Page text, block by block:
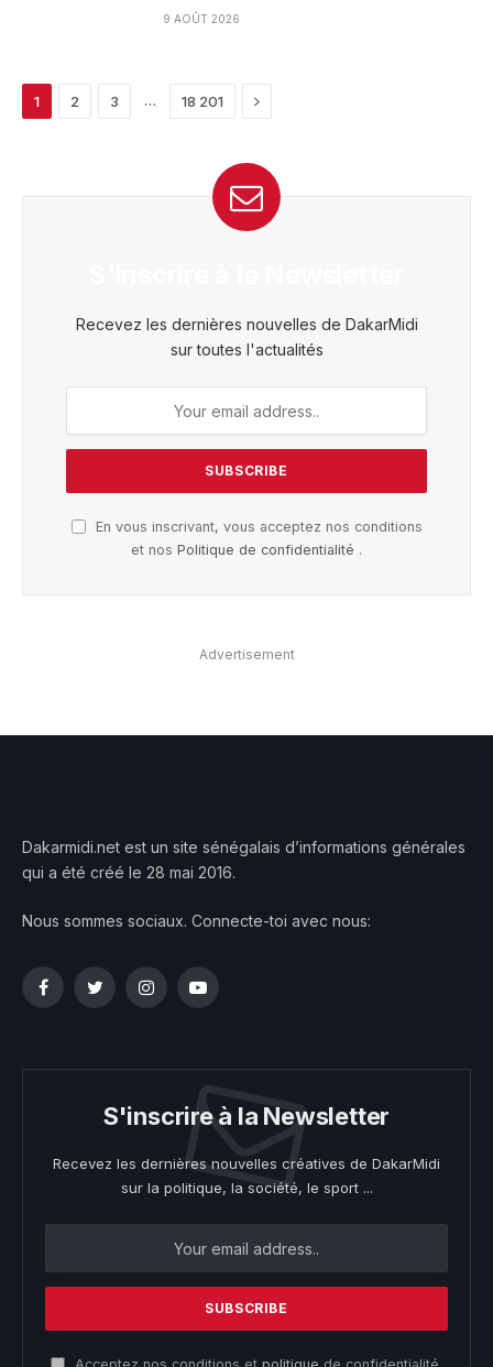
9 AOÛT 2026
1 2 3 … 18 201 Next
Recevez les dernières nouvelles de DakarMidi
sur toutes l'actualités
En vous inscrivant, vous acceptez nos conditions
et nos Politique de confidentialité .
Advertisement
Dakarmidi.net est un site sénégalais d’informations générales
qui a été créé le 28 mai 2016.
Nous sommes sociaux. Connecte-toi avec nous:
FacebookTwitterInstagramYouTube
S'inscrire à la Newsletter
Recevez les dernières nouvelles créatives de DakarMidi
sur la politique, la société, le sport ...